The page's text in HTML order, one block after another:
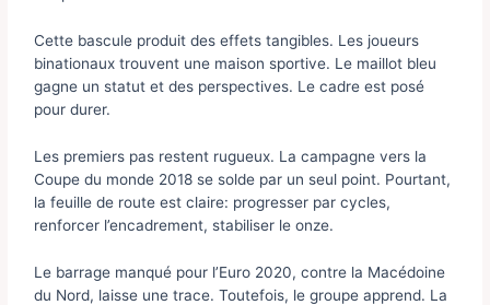
Cette bascule produit des effets tangibles. Les joueurs
binationaux trouvent une maison sportive. Le maillot bleu
gagne un statut et des perspectives. Le cadre est posé
pour durer.
Les premiers pas restent rugueux. La campagne vers la
Coupe du monde 2018 se solde par un seul point. Pourtant,
la feuille de route est claire: progresser par cycles,
renforcer l’encadrement, stabiliser le onze.
Le barrage manqué pour l’Euro 2020, contre la Macédoine
du Nord, laisse une trace. Toutefois, le groupe apprend. La